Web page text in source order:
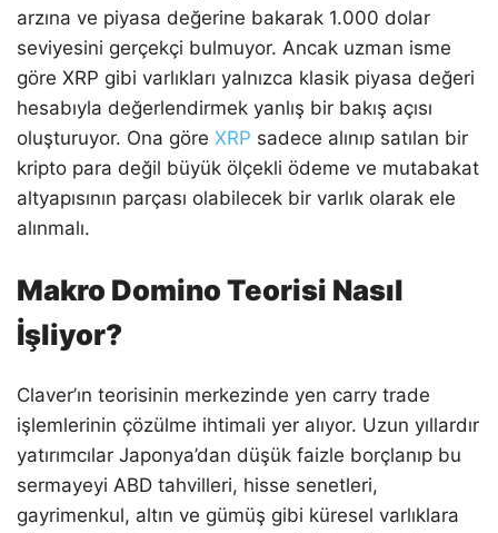
arzına ve piyasa değerine bakarak 1.000 dolar
seviyesini gerçekçi bulmuyor. Ancak uzman isme
göre XRP gibi varlıkları yalnızca klasik piyasa değeri
hesabıyla değerlendirmek yanlış bir bakış açısı
oluşturuyor. Ona göre XRP sadece alınıp satılan bir
kripto para değil büyük ölçekli ödeme ve mutabakat
altyapısının parçası olabilecek bir varlık olarak ele
alınmalı.
Makro Domino Teorisi Nasıl
İşliyor?
Claver’ın teorisinin merkezinde yen carry trade
işlemlerinin çözülme ihtimali yer alıyor. Uzun yıllardır
yatırımcılar Japonya’dan düşük faizle borçlanıp bu
sermayeyi ABD tahvilleri, hisse senetleri,
gayrimenkul, altın ve gümüş gibi küresel varlıklara